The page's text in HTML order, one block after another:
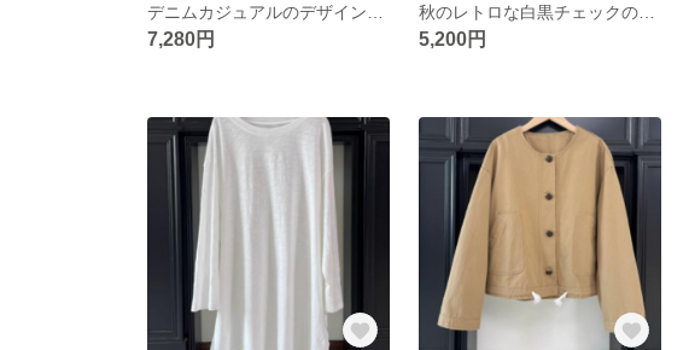
7,280円
秋のレトロな白黒チェックのレースのゆったりしたシャツコート
5,200円